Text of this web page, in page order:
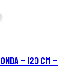
– 120 cm –